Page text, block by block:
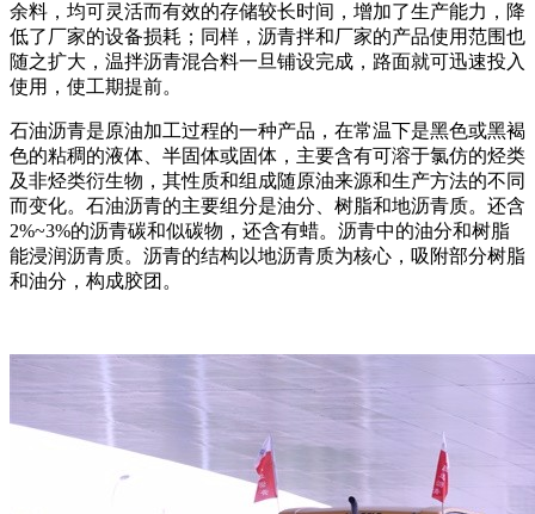
余料，均可灵活而有效的存储较长时间，增加了生产能力，降
低了厂家的设备损耗；同样，沥青拌和厂家的产品使用范围也
随之扩大，温拌沥青混合料一旦铺设完成，路面就可迅速投入
使用，使工期提前。
石油沥青是原油加工过程的一种产品，在常温下是黑色或黑褐
色的粘稠的液体、半固体或固体，主要含有可溶于氯仿的烃类
及非烃类衍生物，其性质和组成随原油来源和生产方法的不同
而变化。石油沥青的主要组分是油分、树脂和地沥青质。还含
2%~3%的沥青碳和似碳物，还含有蜡。沥青中的油分和树脂
能浸润沥青质。沥青的结构以地沥青质为核心，吸附部分树脂
和油分，构成胶团。